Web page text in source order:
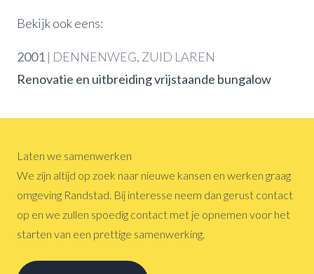
Bekijk ook eens:
2001 | DENNENWEG, ZUID LAREN
Renovatie en uitbreiding vrijstaande bungalow
Laten we samenwerken
We zijn altijd op zoek naar nieuwe kansen en werken graag
omgeving Randstad. Bij interesse neem dan gerust contact
op en we zullen spoedig contact met je opnemen voor het
starten van een prettige samenwerking.